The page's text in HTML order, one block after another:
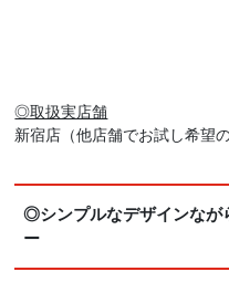
◎取扱実店舗
新宿店（他店舗でお試し希望
◎シンプルなデザインなが
ー